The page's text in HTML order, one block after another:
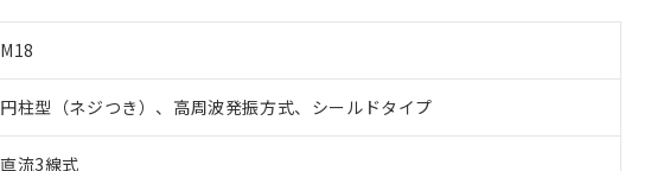
M18
円柱型（ネジつき）、高周波発振方式、シールドタイプ
直流3線式